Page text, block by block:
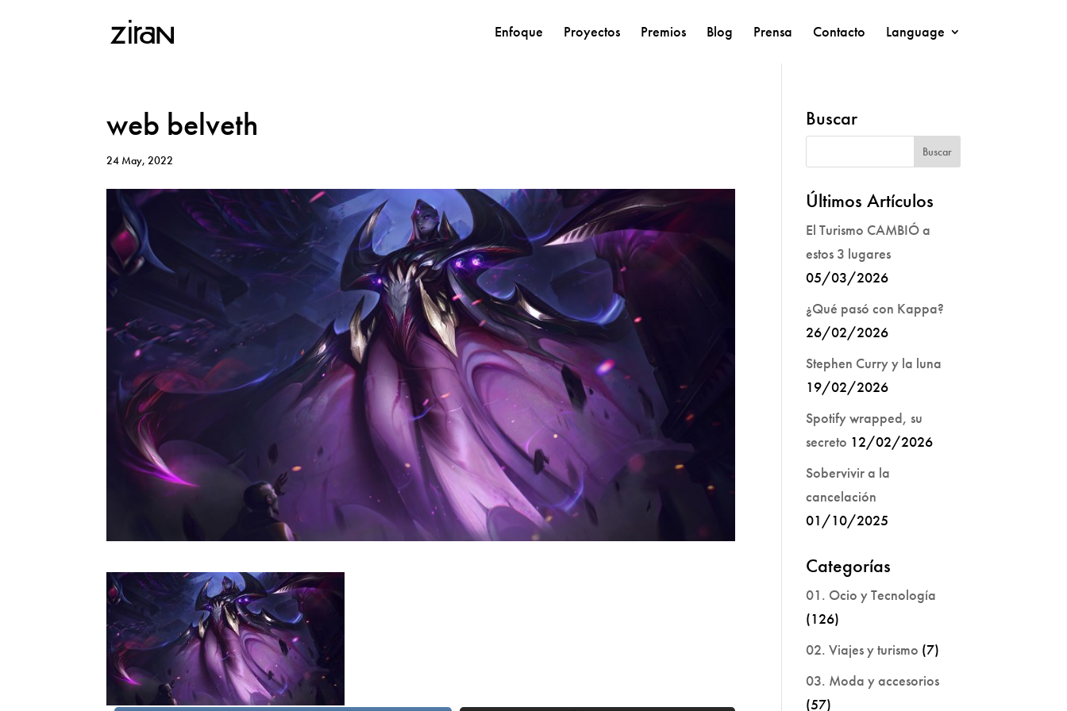
Enfoque Proyectos Premios Blog Prensa Contacto Language
web belveth
24 May, 2022
Buscar
Últimos Artículos
El Turismo CAMBIÓ a
estos 3 lugares
05/03/2026
¿Qué pasó con Kappa?
26/02/2026
Stephen Curry y la luna
19/02/2026
Spotify wrapped, su
secreto 12/02/2026
Sobervivir a la
cancelación
01/10/2025
Categorías
01. Ocio y Tecnología
(126)
02. Viajes y turismo (7)
03. Moda y accesorios
(57)